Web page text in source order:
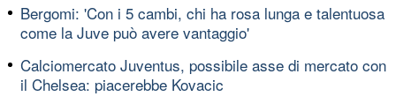
Bergomi: 'Con i 5 cambi, chi ha rosa lunga e talentuosa
come la Juve può avere vantaggio'
Calciomercato Juventus, possibile asse di mercato con
il Chelsea: piacerebbe Kovacic